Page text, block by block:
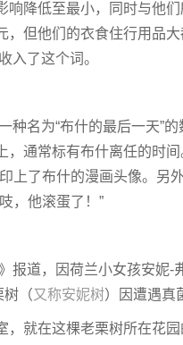
响降低至最小，同时与他
，但他们的衣食住行用品
入了这个词。
种名为“布什的最后一天”
，通常标有布什离任的时
上了布什的漫画头像。另
，他滚蛋了！”
报道，因荷兰小女孩安妮-
树（又称安妮树）因遭遇真
，就在这棵老栗树所在花